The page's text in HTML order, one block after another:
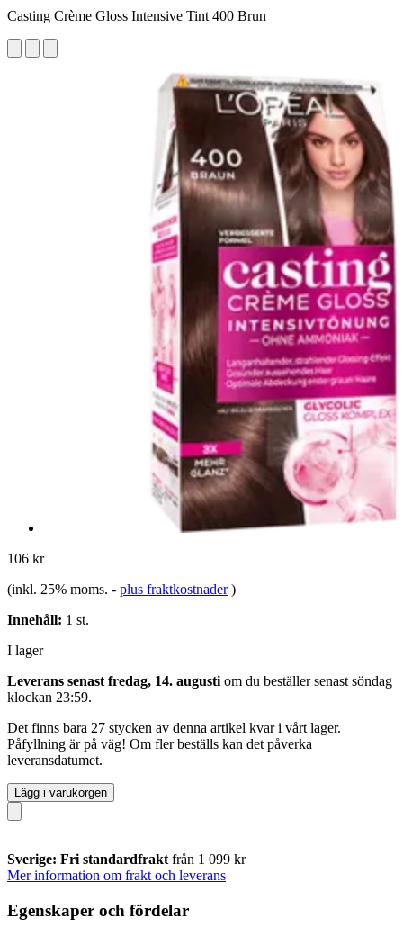
Casting Crème Gloss Intensive Tint 400 Brun
106 kr
(inkl. 25% moms. - plus fraktkostnader )
Innehåll: 1 st.
I lager
Leverans senast fredag, 14. augusti om du beställer senast söndag
klockan 23:59.
Det finns bara 27 stycken av denna artikel kvar i vårt lager.
Påfyllning är på väg! Om fler beställs kan det påverka
leveransdatumet.
Lägg i varukorgen
Sverige: Fri standardfrakt från 1 099 kr
Mer information om frakt och leverans
Egenskaper och fördelar